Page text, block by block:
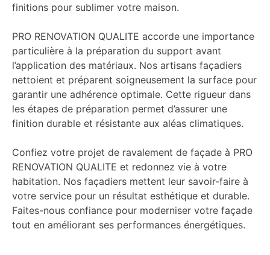
finitions pour sublimer votre maison.
PRO RENOVATION QUALITE accorde une importance
particulière à la préparation du support avant
l’application des matériaux. Nos artisans façadiers
nettoient et préparent soigneusement la surface pour
garantir une adhérence optimale. Cette rigueur dans
les étapes de préparation permet d’assurer une
finition durable et résistante aux aléas climatiques.
Confiez votre projet de ravalement de façade à PRO
RENOVATION QUALITE et redonnez vie à votre
habitation. Nos façadiers mettent leur savoir-faire à
votre service pour un résultat esthétique et durable.
Faites-nous confiance pour moderniser votre façade
tout en améliorant ses performances énergétiques.